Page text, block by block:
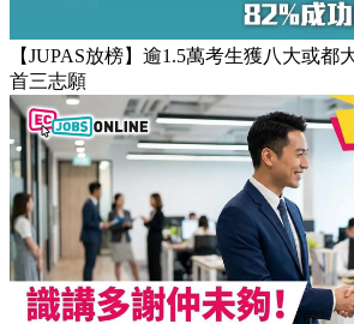
【JUPAS放榜】逾1.5萬考生獲八大或都
首三志願